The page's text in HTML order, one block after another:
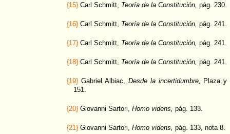
{15} Carl Schmitt, Teoría de la Constitución, pág. 230.
{16} Carl Schmitt, Teoría de la Constitución, pág. 241.
{17} Carl Schmitt, Teoría de la Constitución, pág. 241.
{18} Carl Schmitt, Teoría de la Constitución, pág. 241.
{19} Gabriel Albiac, Desde la incertidumbre,
Plaza y
151.
{20} Giovanni Sartori, Homo videns, pág. 133.
{21} Giovanni Sartori, Homo videns, pág. 133, nota 8.